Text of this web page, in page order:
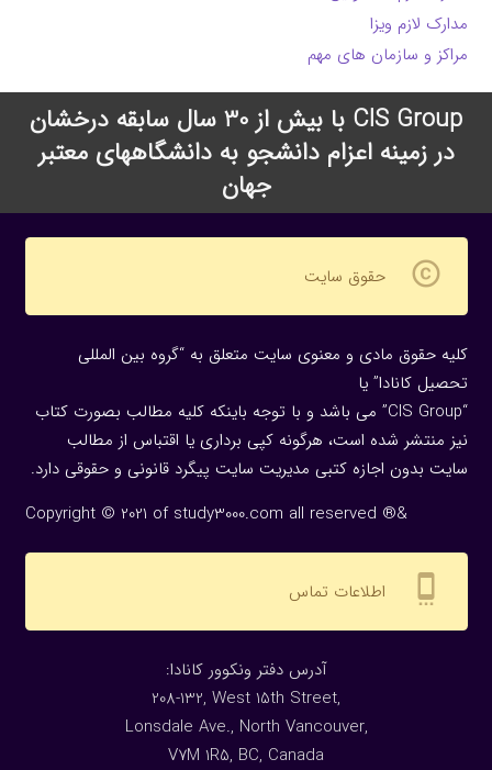
مدارک لازم ویزا
مراکز و سازمان های مهم
CIS Group با بیش از 30 سال سابقه درخشان
در زمینه اعزام دانشجو به دانشگاههای معتبر
جهان
copyright حقوق سایت
کلیه حقوق مادی و معنوی سایت متعلق به “گروه بین المللی
تحصیل کانادا” یا
“CIS Group” می باشد و با توجه باینکه کلیه مطالب بصورت کتاب
نیز منتشر شده است، هرگونه كپی برداری یا اقتباس از مطالب
سایت بدون اجازه كتبی مدیریت سایت پیگرد قانونی و حقوقی دارد.
Copyright © 2021 of study3000.com all reserved ®&
settings_cell اطلاعات تماس
:آدرس دفتر ونکوور کانادا
208-132, West 15th Street,
Lonsdale Ave., North Vancouver,
V7M 1R5, BC, Canada